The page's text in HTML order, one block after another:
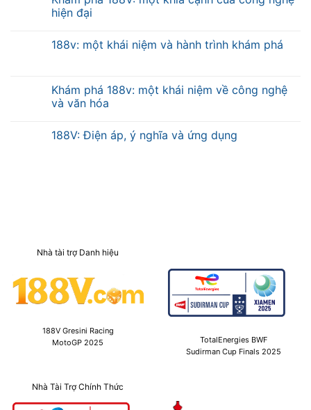
hiện đại
188v: một khái niệm và hành trình khám phá
Khám phá 188v: một khái niệm về công nghệ
và văn hóa
188V: Điện áp, ý nghĩa và ứng dụng
Nhà tài trợ Danh hiệu
188V Gresini Racing
MotoGP 2025
TotalEnergies BWF
Sudirman Cup Finals 2025
Nhà Tài Trợ Chính Thức